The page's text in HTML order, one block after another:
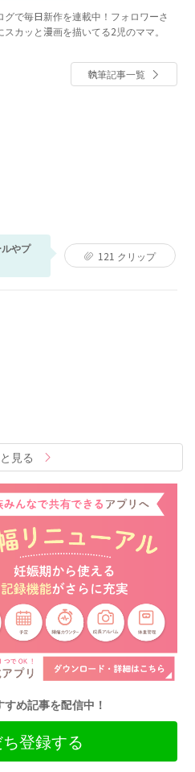
グで毎日新作を連載中！フォロワーさ
カッと漫画を描いてる2児のママ。
執筆記事一覧
やプ
121 クリップ
見る
め記事を配信中！
登録する